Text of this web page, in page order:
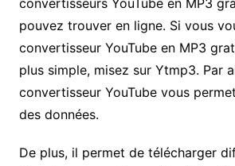
convertisseurs YouTube en MP3
pouvez trouver en ligne. Si vous
convertisseur YouTube en MP3
plus simple, misez sur Ytmp3. Par
convertisseur YouTube vous
des données.
De plus, il permet de télécharger